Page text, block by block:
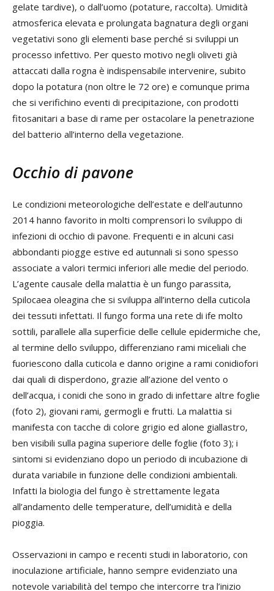
gelate tardive), o dall’uomo (potature, raccolta). Umidità
atmosferica elevata e prolungata bagnatura degli organi
vegetativi sono gli elementi base perché si sviluppi un
processo infettivo. Per questo motivo negli oliveti già
attaccati dalla rogna è indispensabile intervenire, subito
dopo la potatura (non oltre le 72 ore) e comunque prima
che si verifichino eventi di precipitazione, con prodotti
fitosanitari a base di rame per ostacolare la penetrazione
del batterio all’interno della vegetazione.
Occhio di pavone
Le condizioni meteorologiche dell’estate e dell’autunno
2014 hanno favorito in molti comprensori lo sviluppo di
infezioni di occhio di pavone. Frequenti e in alcuni casi
abbondanti piogge estive ed autunnali si sono spesso
associate a valori termici inferiori alle medie del periodo.
L’agente causale della malattia è un fungo parassita,
Spilocaea oleagina che si sviluppa all’interno della cuticola
dei tessuti infettati. Il fungo forma una rete di ife molto
sottili, parallele alla superficie delle cellule epidermiche che,
al termine dello sviluppo, differenziano rami miceliali che
fuoriescono dalla cuticola e danno origine a rami conidiofori
dai quali di disperdono, grazie all’azione del vento o
dell’acqua, i conidi che sono in grado di infettare altre foglie
(foto 2), giovani rami, germogli e frutti. La malattia si
manifesta con tacche di colore grigio ed alone giallastro,
ben visibili sulla pagina superiore delle foglie (foto 3); i
sintomi si evidenziano dopo un periodo di incubazione di
durata variabile in funzione delle condizioni ambientali.
Infatti la biologia del fungo è strettamente legata
all’andamento delle temperature, dell’umidità e della
pioggia.
Osservazioni in campo e recenti studi in laboratorio, con
inoculazione artificiale, hanno sempre evidenziato una
notevole variabilità del tempo che intercorre tra l’inizio